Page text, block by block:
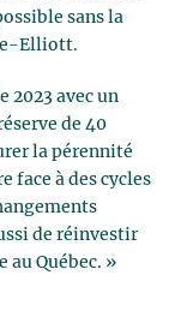
sans la
Elliott.
2023 avec un
de 40
la pérennité
face à des cycles
de réinvestir
au Québec. »